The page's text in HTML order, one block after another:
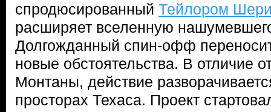
спродюсированный Тейлором
расширяет вселенную
Долгожданный спин-офф
новые обстоятельства. В отличие
Монтаны, действие
просторах Техаса. Проект